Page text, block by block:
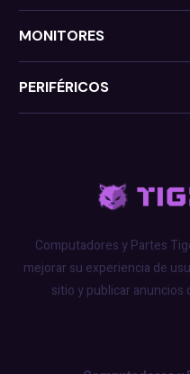
MONITORES
PERIFÉRICOS
Computadores y Partes
mejorar su experiencia de
sitio y publicar anuncios